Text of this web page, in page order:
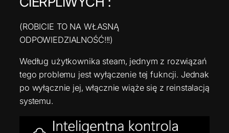
(ROBICIE TO NA WŁASNĄ
ODPOWIEDZIALNOŚĆ!!!)
Według użytkownika steam, jednym z rozwiązań
tego problemu jest wyłączenie tej fukncji. Jednak
po wyłącznie jej, włącznie wiąże się z reinstalacją
systemu.